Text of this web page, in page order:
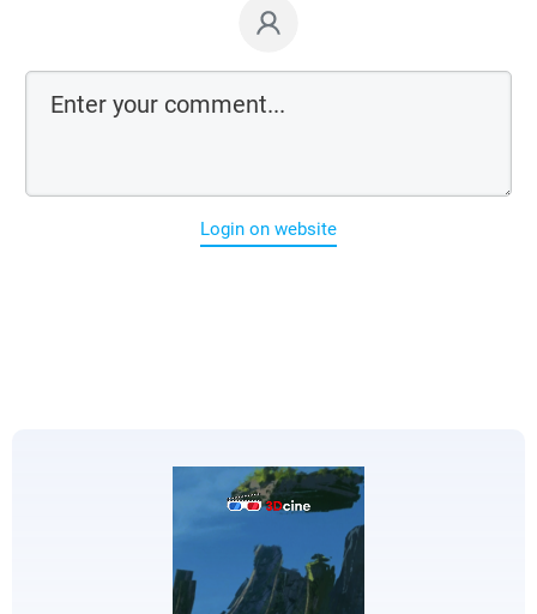
Login on website